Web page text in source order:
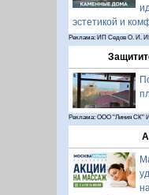
эстетикой и
Реклама: ИП Седов О. И.
Реклама: ООО "Линия СК"